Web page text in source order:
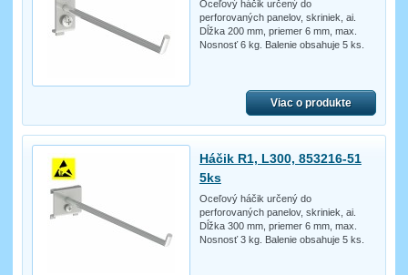
Oceľový háčik určený do
perforovaných panelov, skriniek, ai.
Dĺžka 200 mm, priemer 6 mm, max.
Nosnosť 6 kg. Balenie obsahuje 5 ks.
Viac o produkte
Háčik R1, L300, 853216-51
5ks
Oceľový háčik určený do
perforovaných panelov, skriniek, ai.
Dĺžka 300 mm, priemer 6 mm, max.
Nosnosť 3 kg. Balenie obsahuje 5 ks.